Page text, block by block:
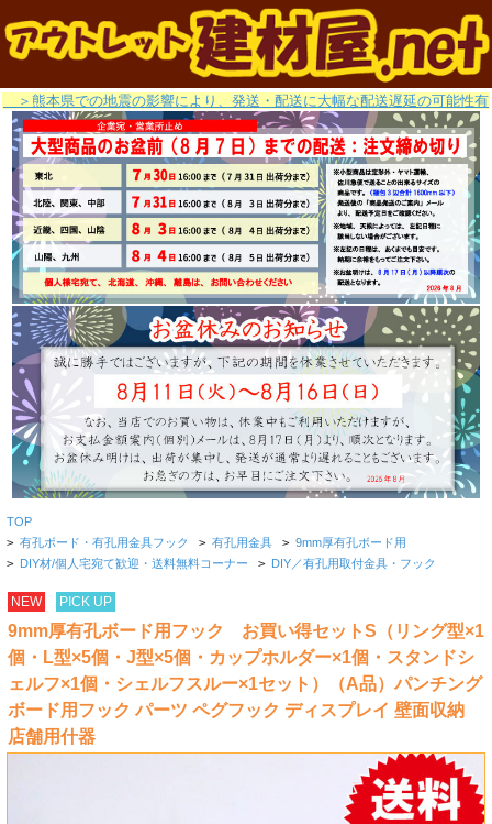
＞熊本県での地震の影響により、発送・配送に大幅な配送遅延の可能性有
TOP
> 有孔ボード・有孔用金具フック > 有孔用金具 > 9mm厚有孔ボード用
> DIY材/個人宅宛て歓迎・送料無料コーナー > DIY／有孔用取付金具・フック
NEW PICK UP
9mm厚有孔ボード用フック お買い得セットS（リング型×1
個・L型×5個・J型×5個・カップホルダー×1個・スタンドシ
ェルフ×1個・シェルフスルー×1セット）（A品）パンチング
ボード用フック パーツ ペグフック ディスプレイ 壁面収納
店舗用什器